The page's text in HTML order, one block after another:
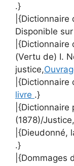
.}
|{Dictionnaire
Disponible
|{Dictionnaire
(Vertu de) I.
justice,
livre .}
|{Dictionnaire
(1878)/Justice,
|{Dieudonné,
.}
|{Dommages